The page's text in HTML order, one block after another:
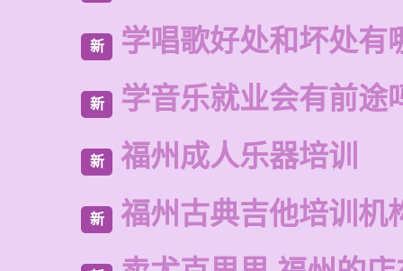
新 学唱歌好处和坏处有
新 学音乐就业会有前途
新 福州成人乐器培训
新 福州古典吉他培训机